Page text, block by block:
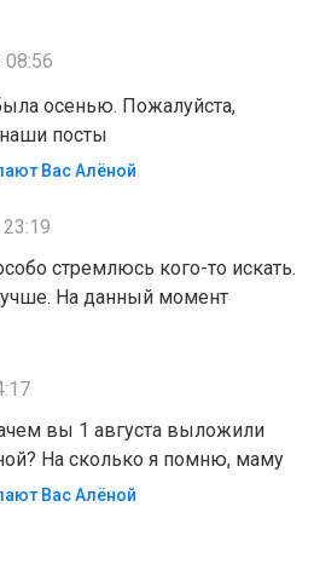
осенью. Пожалуйста,
посты
Вас Алëной
стремлюсь кого-то искать.
На данный момент
вы 1 августа выложили
На сколько я помню, маму
Вас Алëной